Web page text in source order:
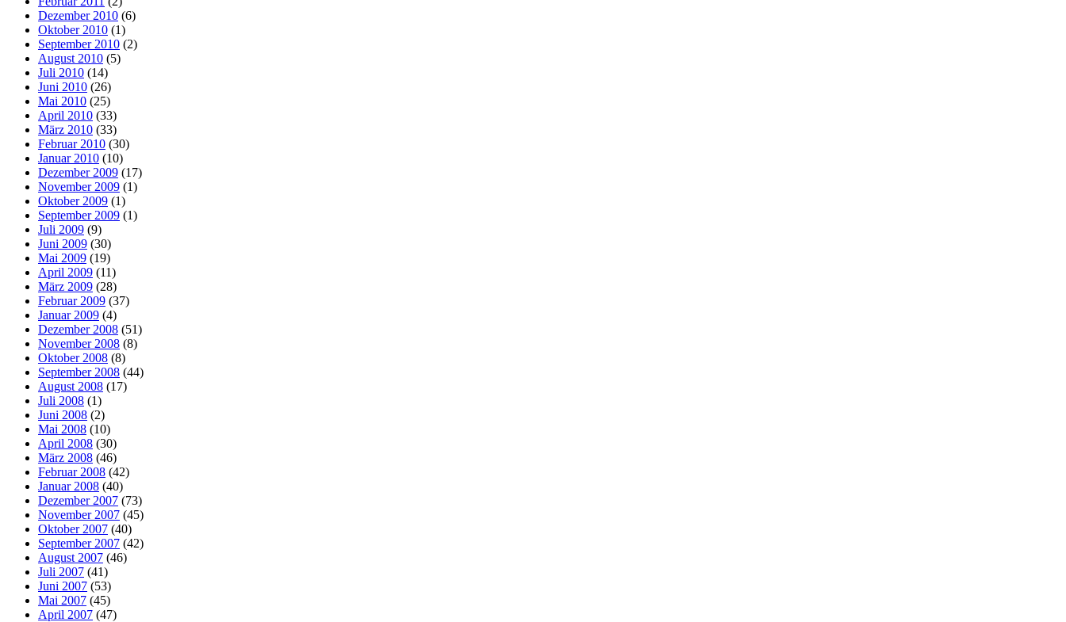
Dezember 2010 (6)
Oktober 2010 (1)
September 2010 (2)
August 2010 (5)
Juli 2010 (14)
Juni 2010 (26)
Mai 2010 (25)
April 2010 (33)
März 2010 (33)
Februar 2010 (30)
Januar 2010 (10)
Dezember 2009 (17)
November 2009 (1)
Oktober 2009 (1)
September 2009 (1)
Juli 2009 (9)
Juni 2009 (30)
Mai 2009 (19)
April 2009 (11)
März 2009 (28)
Februar 2009 (37)
Januar 2009 (4)
Dezember 2008 (51)
November 2008 (8)
Oktober 2008 (8)
September 2008 (44)
August 2008 (17)
Juli 2008 (1)
Juni 2008 (2)
Mai 2008 (10)
April 2008 (30)
März 2008 (46)
Februar 2008 (42)
Januar 2008 (40)
Dezember 2007 (73)
November 2007 (45)
Oktober 2007 (40)
September 2007 (42)
August 2007 (46)
Juli 2007 (41)
Juni 2007 (53)
Mai 2007 (45)
April 2007 (47)